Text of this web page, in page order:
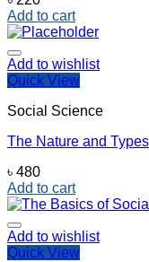
Add to cart
Add to wishlist
Quick View
Social Science
The Nature and
৳ 480
Add to cart
Add to wishlist
Quick View